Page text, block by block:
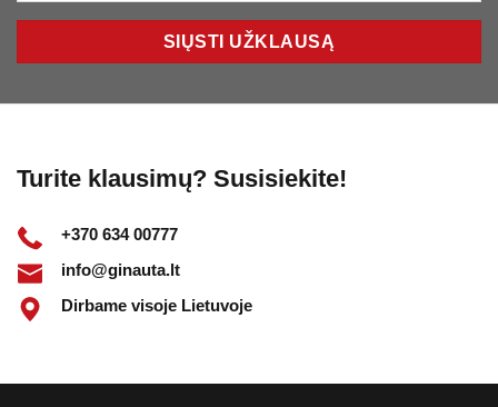
Turite klausimų? Susisiekite!
+370 634 00777
info@ginauta.lt
Dirbame visoje Lietuvoje